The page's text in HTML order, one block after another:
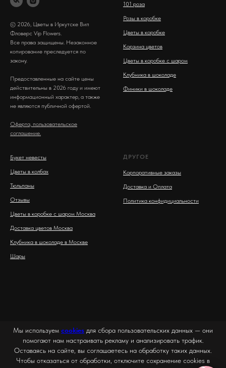
© 2026, Цветы в Иркутске Вип
Фловерс Vip Flowers.
Все права защищены. Незаконное
копирование преследуется по
закону.
Предоставленные на сайте цены
действительны в 2026 году и имеют
информационный характер, а также
не являются публичной офертой.
Оферта, пользовательское
соглашение.
101 роза
Розы в коробке
Цветы в коробке
Корзина цветов
Цветы в коробке с шаром
Клубника в шоколаде
Финики в шоколаде
Букет невесты
Цветы в колбах
Тюльпаны
Отзывы
Цветы в коробке с шаром Москва
Доставка цветов Москва
Клубника в шоколаде в Москве
Шары
ДРУГОЕ
Корпоративные заказы
Доставка и Оплата
Политика конфидициальности
Мы используем cookies для сбора пользовательских данных — они
помогают нам настраивать рекламу и анализировать трафик.
Оставаясь на сайте, вы соглашаетесь на обработку таких данных.
Чтобы отказаться от обработки, отключите сохранение cookies в